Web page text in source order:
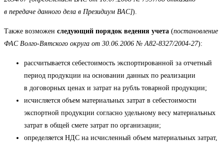
в передаче данного дела в Президиум ВАС]).
Также возможен следующий порядок ведения учета (постановление
ФАС Волго-Вятского округа от 30.06.2006 № А82-8327/2004-27):
рассчитывается себестоимость экспортированной за отчетный
период продукции на основании данных по реализации
в договорных ценах и затрат на рубль товарной продукции;
исчисляется объем материальных затрат в себестоимости
экспортной продукции согласно удельному весу материальных
затрат в общей смете затрат по организации;
определяется НДС на исчисленный объем материальных затрат,